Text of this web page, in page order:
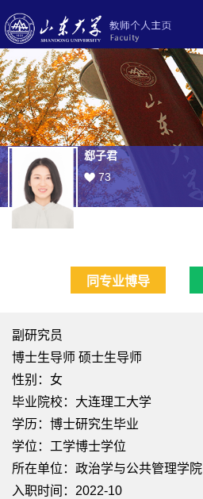
郄子君
73
同专业博导
副研究员
博士生导师 硕士生导师
性别：女
毕业院校：大连理工大学
学历：博士研究生毕业
学位：工学博士学位
所在单位：政治学与公共管理学院
入职时间：2022-10